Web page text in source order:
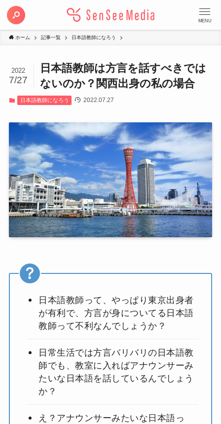
MENU
ホーム 記事一覧 日本語教師になろう
日本語教師は方言を話すべきでは
ないのか？関西出身の私の場合
2022
7/27
日本語教師になろう 2022.07.27
日本語教師って、やっぱり東京出身者
が有利で、方言が身についてる日本語
教師って不利なんでしょうか？
日常生活では方言バリバリの日本語教
師でも、教室に入ればアナウンサーみ
たいな日本語を話しているんでしょう
か？
え？アナウンサーみたいな日本語っ